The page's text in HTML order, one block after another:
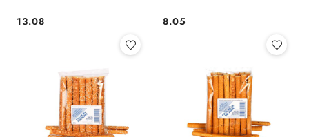
Cena:
13.08 Cena:
8.05